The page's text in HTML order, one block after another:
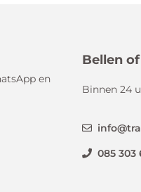
en
Bellen
Binnen 24
085 303